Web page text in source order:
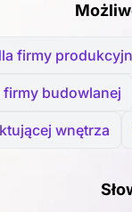
firmy
budowlanej
wnętrza